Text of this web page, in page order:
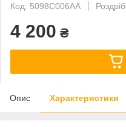
Код: 5098C006AA
Роздріб
4 200 ₴
Опис Характеристики